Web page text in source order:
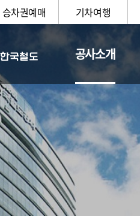
승차권예매 기차여행
공사소개
일반현황